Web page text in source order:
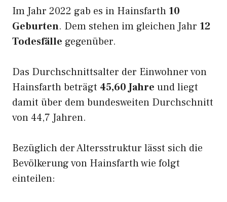
Im Jahr 2022 gab es in Hainsfarth 10
Geburten. Dem stehen im gleichen Jahr 12
Todesfälle gegenüber.
Das Durchschnittsalter der Einwohner von
Hainsfarth beträgt 45,60 Jahre und liegt
damit über dem bundesweiten Durchschnitt
von 44,7 Jahren.
Bezüglich der Altersstruktur lässt sich die
Bevölkerung von Hainsfarth wie folgt
einteilen: